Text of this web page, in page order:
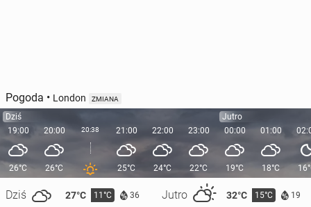
Pogoda • London ZMIANA
Dziś
19:00
26°C
Dziś 27°C 11°C 36 Jutro 32°C 15°C 19
20:00
26°C
20:38 21:00
25°C
22:00
24°C
23:00
22°C
Jutro
00:00
19°C
01:00
18°C